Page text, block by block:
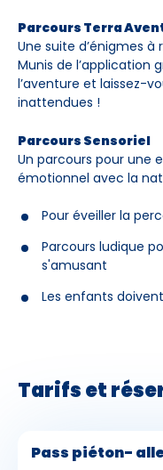
Parcours Terra
Une suite d’énigmes à
Munis de l’application
l’aventure et laissez-
inattendues !
Parcours Sensoriel
Un parcours pour une
émotionnel avec la
Pour éveiller la
Parcours ludique
s'amusant
Les enfants
Tarifs et
Pass piéton-